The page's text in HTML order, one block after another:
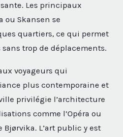
Les principaux
ou Skansen se
quartiers, ce qui permet
trop de déplacements.
voyageurs qui
plus contemporaine et
privilégie l’architecture
comme l’Opéra ou
L’art public y est